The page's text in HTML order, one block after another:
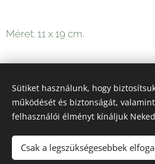
Méret: 11 x 19 cm.
23 000Ft
Sütiket használunk, hogy
működését és biztonságát,
felhasználói élményt kínáljuk
Csak a legszükségesebbek